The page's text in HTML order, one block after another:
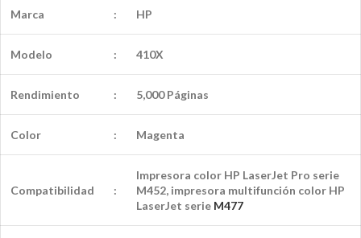
Marca : HP
Modelo : 410X
Rendimiento : 5,000 Páginas
Color : Magenta
Compatibilidad :
Impresora color HP LaserJet Pro serie
M452, impresora multifunción color HP
LaserJet serie M477